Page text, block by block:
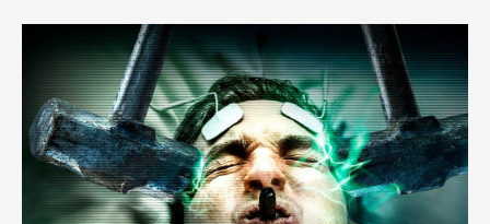
maradnak
elektrosokk
veszélyei
páciensek